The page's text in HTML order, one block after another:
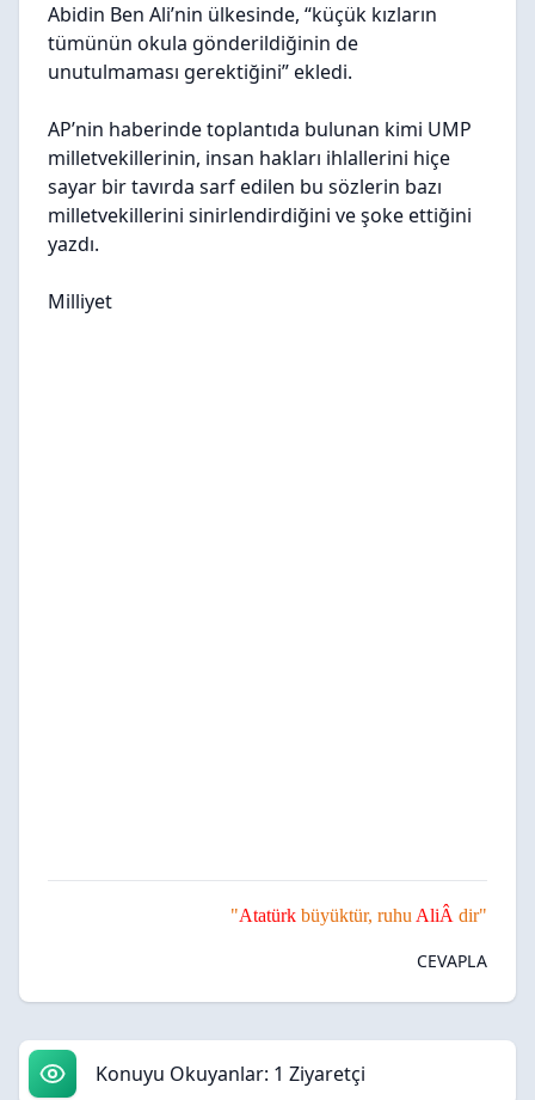
Abidin Ben Ali’nin ülkesinde, “küçük kızların
tümünün okula gönderildiğinin de
unutulmaması gerektiğini” ekledi.
AP’nin haberinde toplantıda bulunan kimi UMP
milletvekillerinin, insan hakları ihlallerini hiçe
sayar bir tavırda sarf edilen bu sözlerin bazı
milletvekillerini sinirlendirdiğini ve şoke ettiğini
yazdı.
Milliyet
"Atatürk büyüktür, ruhu AliÂ dir"
CEVAPLA
Konuyu Okuyanlar: 1 Ziyaretçi